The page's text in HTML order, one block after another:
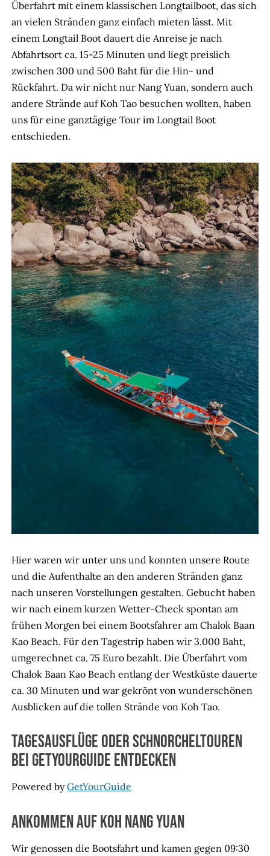
Überfahrt mit einem klassischen Longtailboot, das sich
an vielen Stränden ganz einfach mieten lässt. Mit
einem Longtail Boot dauert die Anreise je nach
Abfahrtsort ca. 15-25 Minuten und liegt preislich
zwischen 300 und 500 Baht für die Hin- und
Rückfahrt. Da wir nicht nur Nang Yuan, sondern auch
andere Strände auf Koh Tao besuchen wollten, haben
uns für eine ganztägige Tour im Longtail Boot
entschieden.
Hier waren wir unter uns und konnten unsere Route
und die Aufenthalte an den anderen Stränden ganz
nach unseren Vorstellungen gestalten. Gebucht haben
wir nach einem kurzen Wetter-Check spontan am
frühen Morgen bei einem Bootsfahrer am Chalok Baan
Kao Beach. Für den Tagestrip haben wir 3.000 Baht,
umgerechnet ca. 75 Euro bezahlt. Die Überfahrt vom
Chalok Baan Kao Beach entlang der Westküste dauerte
ca. 30 Minuten und war gekrönt von wunderschönen
Ausblicken auf die tollen Strände von Koh Tao.
Tagesausflüge oder Schnorcheltouren
bei GETYOURGUIDE entdecken
Powered byGetYourGuide
Ankommen auf Koh Nang Yuan
Wir genossen die Bootsfahrt und kamen gegen 09:30